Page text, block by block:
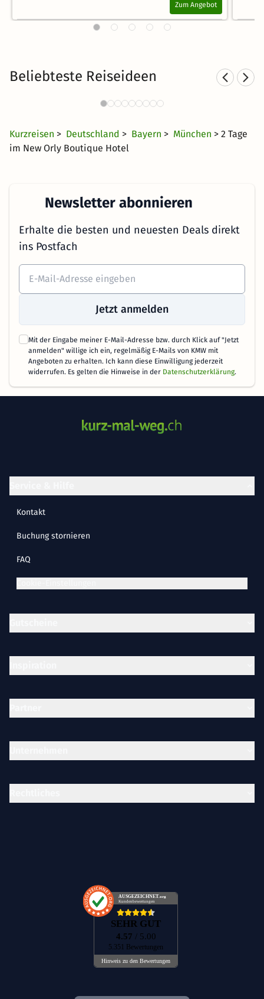
Zum Angebot
Beliebteste Reiseideen
Städtereisen nach München
376 Angebote
Kurzreisen > Deutschland > Bayern > München > 2 Tage
im New Orly Boutique Hotel
Newsletter abonnieren
Erhalte die besten und neuesten Deals direkt
ins Postfach
Jetzt anmelden
Mit der Eingabe meiner E-Mail-Adresse bzw. durch Klick auf "Jetzt
anmelden" willige ich ein, regelmäßig E-Mails von KMW mit
Angeboten zu erhalten. Ich kann diese Einwilligung jederzeit
widerrufen. Es gelten die Hinweise in der Datenschutzerklärung.
AUSGEZEICHNET.org
Kundenbewertungen
SEHR GUT
4.57 / 5.00
5.351 Bewertungen
Hinweis zu den Bewertungen
Kontakt
Buchung stornieren
FAQ